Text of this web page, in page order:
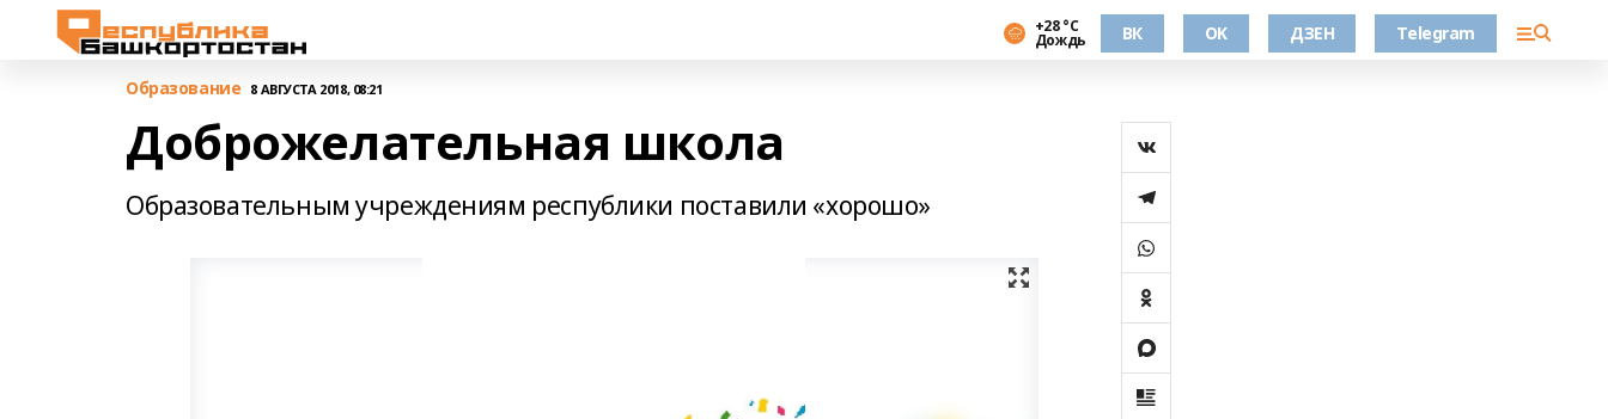
+28 °С
Дождь ВК OK ДЗЕН Telegram
Образование 8 АВГУСТА 2018, 08:21
Доброжелательная школа
Образовательным учреждениям республики поставили «хорошо»